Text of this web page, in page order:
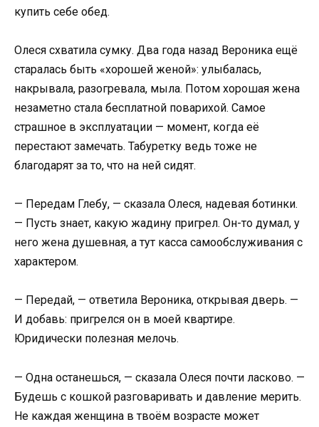
купить себе обед.
Олеся схватила сумку. Два года назад Вероника ещё
старалась быть «хорошей женой»: улыбалась,
накрывала, разогревала, мыла. Потом хорошая жена
незаметно стала бесплатной поварихой. Самое
страшное в эксплуатации — момент, когда её
перестают замечать. Табуретку ведь тоже не
благодарят за то, что на ней сидят.
— Передам Глебу, — сказала Олеся, надевая ботинки.
— Пусть знает, какую жадину пригрел. Он-то думал, у
него жена душевная, а тут касса самообслуживания с
характером.
— Передай, — ответила Вероника, открывая дверь. —
И добавь: пригрелся он в моей квартире.
Юридически полезная мелочь.
— Одна останешься, — сказала Олеся почти ласково. —
Будешь с кошкой разговаривать и давление мерить.
Не каждая женщина в твоём возрасте может